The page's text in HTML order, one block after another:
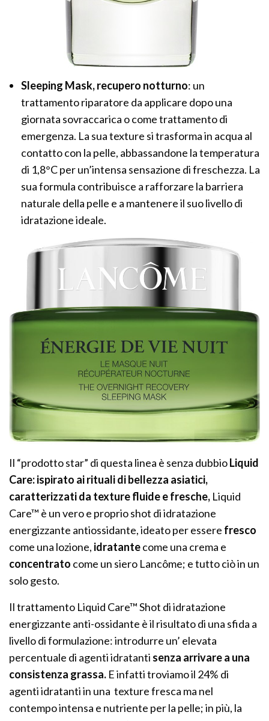
Sleeping Mask, recupero notturno: un
trattamento riparatore da applicare dopo una
giornata sovraccarica o come trattamento di
emergenza. La sua texture si trasforma in acqua al
contatto con la pelle, abbassandone la temperatura
di 1,8°C per un’intensa sensazione di freschezza. La
sua formula contribuisce a rafforzare la barriera
naturale della pelle e a mantenere il suo livello di
idratazione ideale.
Il “prodotto star” di questa linea è senza dubbioLiquid
Care: ispirato ai rituali di bellezza asiatici,
caratterizzati da texture fluide e fresche, Liquid
Care™ è un vero e proprio shot di idratazione
energizzante antiossidante, ideato per essere fresco
come una lozione, idratantecome una crema e
concentrato come un siero Lancôme; e tutto ciò in un
solo gesto.
Il trattamento Liquid Care™ Shot di idratazione
energizzante anti-ossidante è il risultato di una sfida a
livello di formulazione: introdurre un’ elevata
percentuale di agenti idratanti senza arrivare a una
consistenza grassa. E infatti troviamo il 24% di
agenti idratanti in una texture fresca ma nel
contempo intensa e nutriente per la pelle; in più, la